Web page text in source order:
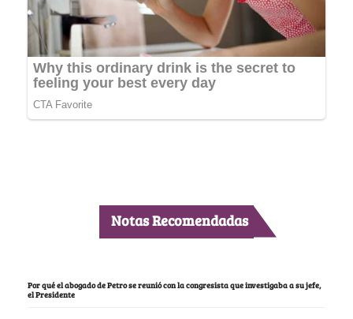
Notas Recomendadas
Por qué el abogado de Petro se reunió con la congresista que investigaba a su jefe,
el Presidente